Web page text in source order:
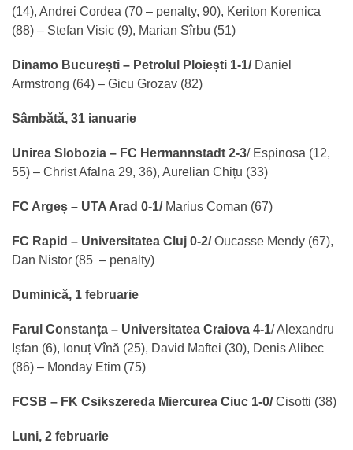
(14), Andrei Cordea (70 – penalty, 90), Keriton Korenica
(88) – Stefan Visic (9), Marian Sîrbu (51)
Dinamo București – Petrolul Ploiești 1-1/ Daniel
Armstrong (64) – Gicu Grozav (82)
Sâmbătă, 31 ianuarie
Unirea Slobozia – FC Hermannstadt 2-3/ Espinosa (12,
55) – Christ Afalna 29, 36), Aurelian Chițu (33)
FC Argeș – UTA Arad 0-1/Marius Coman (67)
FC Rapid – Universitatea Cluj 0-2/Oucasse Mendy (67),
Dan Nistor (85 – penalty)
Duminică, 1 februarie
Farul Constanța – Universitatea Craiova 4-1/ Alexandru
Ișfan (6), Ionuț Vînă (25), David Maftei (30), Denis Alibec
(86) – Monday Etim (75)
FCSB – FK Csikszereda Miercurea Ciuc 1-0/Cisotti (38)
Luni, 2 februarie